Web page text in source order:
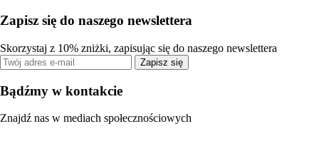
Zapisz się do naszego newslettera
Skorzystaj z 10% zniżki, zapisując się do naszego newslettera
Zapisz się
Bądźmy w kontakcie
Znajdź nas w mediach społecznościowych